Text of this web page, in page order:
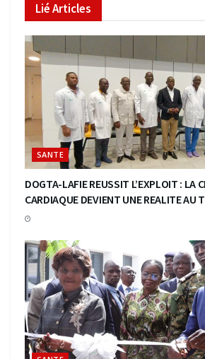
LiéArticles
SANTE
DOGTA-LAFIE REUSSIT L’EXPLOIT : LA
CARDIAQUE DEVIENT UNE REALITE AU